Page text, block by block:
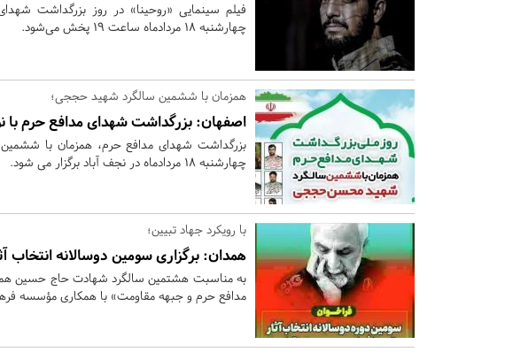
فیلم سینمایی «روحینا» در روز بزرگداشت
چهارشنبه 18 مردادماه ساعت 19 پخش می‌شود.
همزمان با ششمین سالگرد شهید حججی؛
اصفهان: بزرگداشت شهدای مدافع حرم با
بزرگداشت شهدای مدافع حرم، همزمان با
چهارشنبه 18 مردادماه در نجف آباد برگزار می شود.
با رویکرد جهاد تبیین؛
همدان: برگزاری سومین دوسالانه
به مناسبت هشتمین سالگرد شهادت حاج حسین
مدافع حرم و جبهه مقاومت» با همکاری مؤسسه